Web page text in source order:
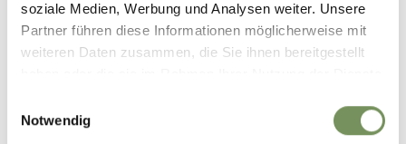
soziale Medien, Werbung und Analysen weiter. Unsere
Partner führen diese Informationen möglicherweise mit
weiteren Daten zusammen, die Sie ihnen bereitgestellt
Notwendig
+
−